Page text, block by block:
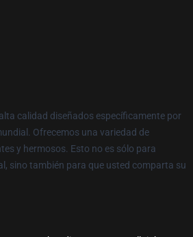
calidad diseñados específicamente por
Ofrecemos una variedad de
y hermosos. Esto no es sólo para
sino también para que usted comparta su